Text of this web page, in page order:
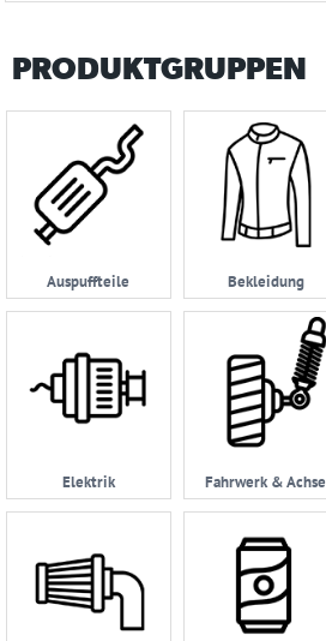
Ersatzteilsuche
Universelles
Zubehör
&
Kontaktformular
Garage
Carport
AGB
Zahlungsmöglichkeiten
Widerrufsbelehrung
PRODUKTGRUPPEN
Auspuffteile Bekleidung
Elektrik Fahrwerk & Achse